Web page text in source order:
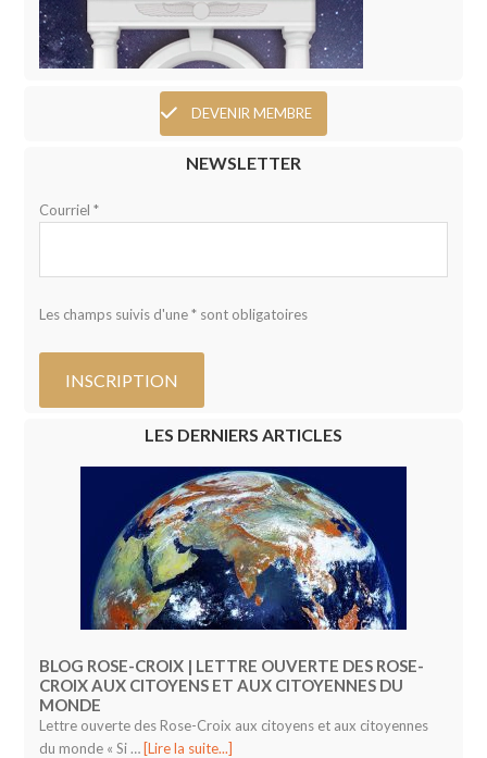
DEVENIR MEMBRE
NEWSLETTER
Courriel *
Les champs suivis d'une * sont obligatoires
LES DERNIERS ARTICLES
BLOG ROSE-CROIX | LETTRE OUVERTE DES ROSE-
CROIX AUX CITOYENS ET AUX CITOYENNES DU
MONDE
Lettre ouverte des Rose-Croix aux citoyens et aux citoyennes
du monde « Si … [Lire la suite...]